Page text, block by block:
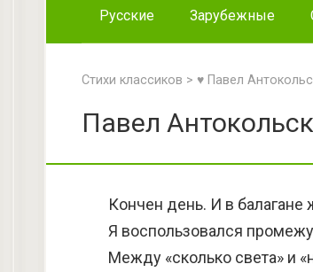
Русские Зарубежные
Стихи классиков > ♥ Павел
Павел
Кончен день. И в балагане
Я воспользовался
Между «сколько света» и